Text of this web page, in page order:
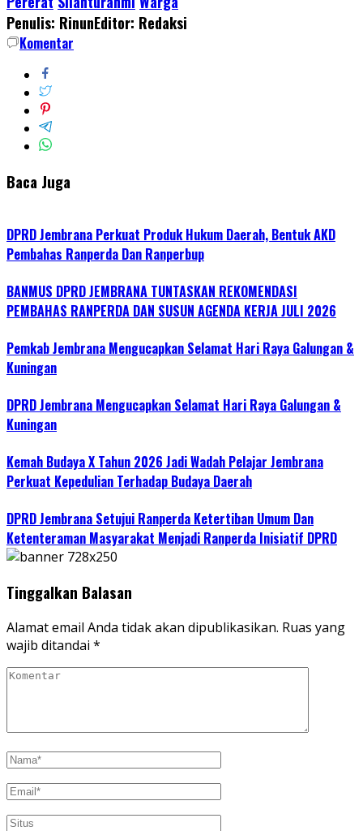
Penulis: RinunEditor: Redaksi
Komentar
Baca Juga
DPRD Jembrana Perkuat Produk Hukum Daerah, Bentuk AKD
Pembahas Ranperda Dan Ranperbup
BANMUS DPRD JEMBRANA TUNTASKAN REKOMENDASI
PEMBAHAS RANPERDA DAN SUSUN AGENDA KERJA JULI 2026
Pemkab Jembrana Mengucapkan Selamat Hari Raya Galungan &
Kuningan
DPRD Jembrana Mengucapkan Selamat Hari Raya Galungan &
Kuningan
Kemah Budaya X Tahun 2026 Jadi Wadah Pelajar Jembrana
Perkuat Kepedulian Terhadap Budaya Daerah
DPRD Jembrana Setujui Ranperda Ketertiban Umum Dan
Ketenteraman Masyarakat Menjadi Ranperda Inisiatif DPRD
Tinggalkan Balasan
Alamat email Anda tidak akan dipublikasikan. Ruas yang
wajib ditandai *